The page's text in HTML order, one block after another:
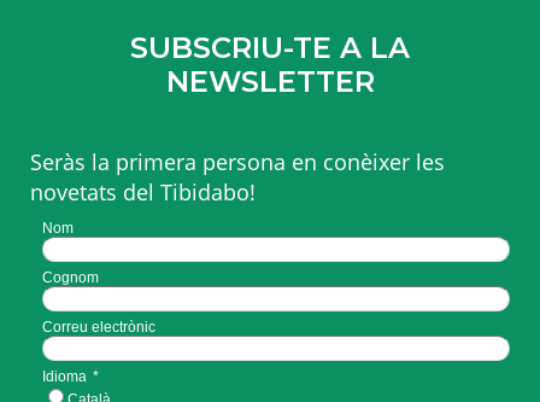
SUBSCRIU-TE A LA
NEWSLETTER
Seràs la primera persona en conèixer les
novetats del Tibidabo!